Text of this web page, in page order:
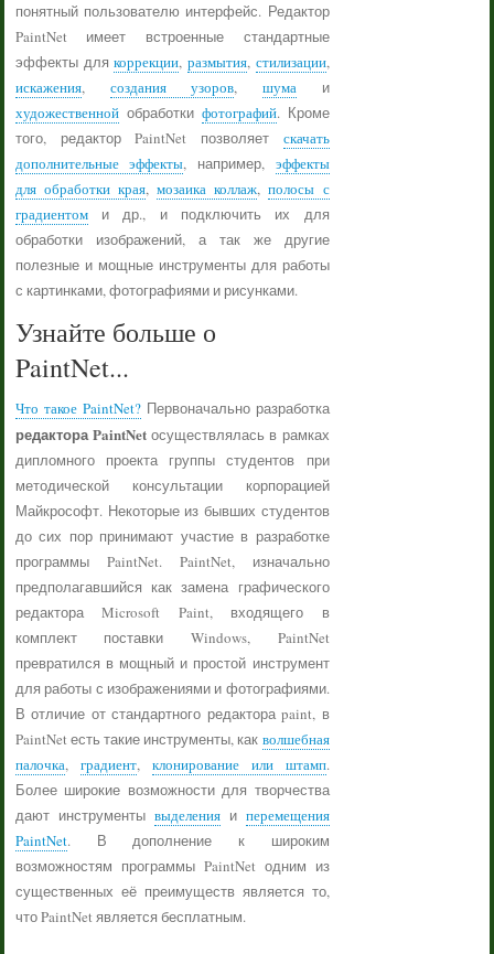
понятный пользователю интерфейс. Редактор
PaintNet имеет встроенные стандартные
эффекты длякоррекции, размытия, стилизации,
искажения, создания узоров, шумаи
художественнойобработки фотографий. Кроме
того, редактор PaintNet позволяет скачать
дополнительные эффекты, например, эффекты
для обработки края,мозаика коллаж,полосы с
градиентоми др., и подключить их для
обработки изображений, а так же другие
полезные и мощные инструменты для работы
с картинками, фотографиями и рисунками.
Узнайте больше о
PaintNet...
Что такое PaintNet?Первоначально разработка
редактора PaintNet осуществлялась в рамках
дипломного проекта группы студентов при
методической консультации корпорацией
Майкрософт. Некоторые из бывших студентов
до сих пор принимают участие в разработке
программы PaintNet. PaintNet, изначально
предполагавшийся как замена графического
редактора Microsoft Paint, входящего в
комплект поставки Windows, PaintNet
превратился в мощный и простой инструмент
для работы с изображениями и фотографиями.
В отличие от стандартного редактора paint, в
PaintNet есть такие инструменты, как волшебная
палочка, градиент, клонирование или штамп.
Более широкие возможности для творчества
дают инструменты выделенияи перемещения
PaintNet. В дополнение к широким
возможностям программы PaintNet одним из
существенных её преимуществ является то,
что PaintNet является бесплатным.